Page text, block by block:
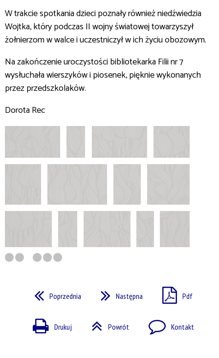
W trakcie spotkania dzieci poznały również niedźwiedzia
Wojtka, który podczas II wojny światowej towarzyszył
żołnierzom w walce i uczestniczył w ich życiu obozowym.
Na zakończenie uroczystości bibliotekarka Filii nr 7
wysłuchała wierszyków i piosenek, pięknie wykonanych
przez przedszkolaków.
Dorota Rec
Poprzednia Następna Pdf
Drukuj Powrót Kontakt